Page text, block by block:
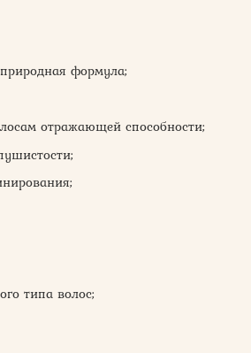
формула;
отражающей способности;
типа волос;